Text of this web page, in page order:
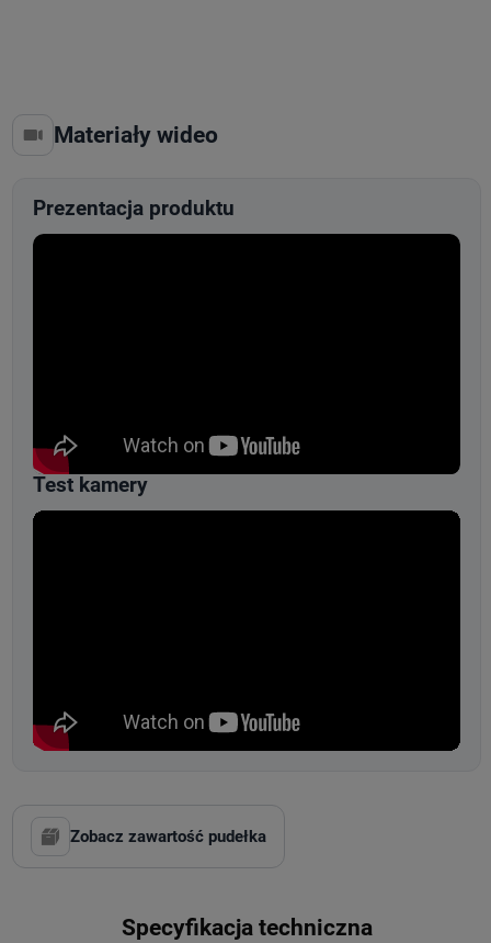
Materiały wideo
Prezentacja produktu
Test kamery
Zobacz zawartość pudełka
Specyfikacja techniczna